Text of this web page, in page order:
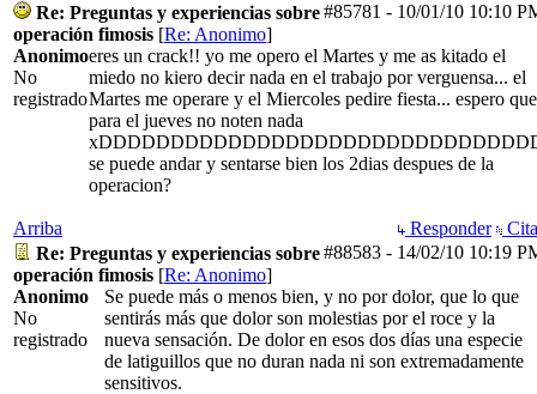
#85781 - 10/01/10 10:10
Re: Preguntas y experiencias sobre
operación fimosis [Re: Anonimo]
Anonimo
No
registrado
eres un crack!! yo me opero el Martes y me as kitado el
miedo no kiero decir nada en el trabajo por verguensa... el
Martes me operare y el Miercoles pedire fiesta... espero que
para el jueves no noten nada
se puede andar y sentarse bien los 2dias despues de la
operacion?
Arriba Responder
#88583 - 14/02/10 10:19
Re: Preguntas y experiencias sobre
operación fimosis [Re: Anonimo]
Anonimo
No
registrado
Se puede más o menos bien, y no por dolor, que lo que
sentirás más que dolor son molestias por el roce y la
nueva sensación. De dolor en esos dos días una especie
de latiguillos que no duran nada ni son extremadamente
sensitivos.